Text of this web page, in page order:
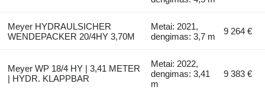
Meyer HYDRAULSICHER
WENDEPACKER 20/4HY 3,70M
Metai: 2021,
dengimas: 3,7 m
9 264 €
Meyer WP 18/4 HY | 3,41 METER
| HYDR. KLAPPBAR
Metai: 2022,
dengimas: 3,41
m
9 383 €